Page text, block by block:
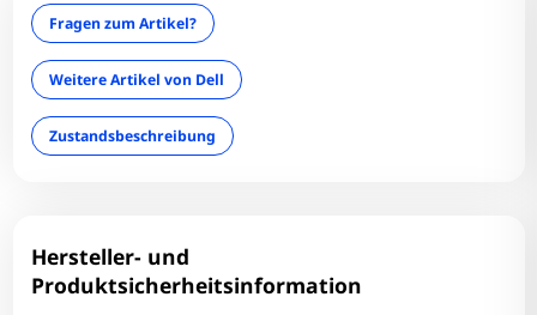
Mini Displayport: 1
Optischer Zustand: B+
RAM-Größe: 4 GB
Tastaturlayout: QWERTZ
Technischer Zustand: Einwandfrei
Webcam: Ja
WLAN: Ja
Fragen zum Artikel?
Weitere Artikel von Dell
Zustandsbeschreibung
Hersteller- und
Produktsicherheitsinformation